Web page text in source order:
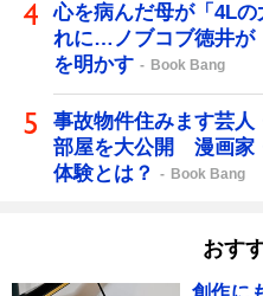
心を病んだ母が「4L
れに…ノブコブ徳井が
を明かす
Book Bang
事故物件住みます芸
部屋を大公開 漫画家
体験とは？
Book Bang
おす
創作に